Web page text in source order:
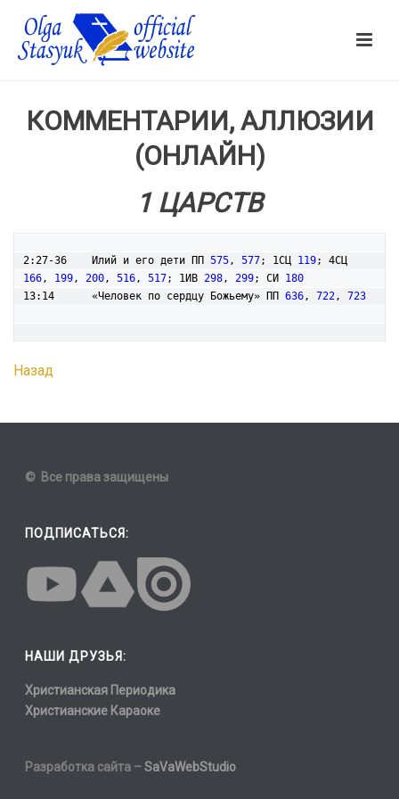
КОММЕНТАРИИ, АЛЛЮЗИИ
(ОНЛАЙН)
1 ЦАРСТВ
2:27-36    Илий и его дети ПП 575, 577; 1СЦ 119
166, 199, 200, 516, 517; 1ИВ 298, 299; СИ 180
13:14      «Человек по сердцу Божьему» ПП 636, 722, 723
Назад
© Все права защищены
ПОДПИСАТЬСЯ:
НАШИ ДРУЗЬЯ:
Христианская Периодика
Христианские Караоке
Разработка сайта –SaVaWebStudio